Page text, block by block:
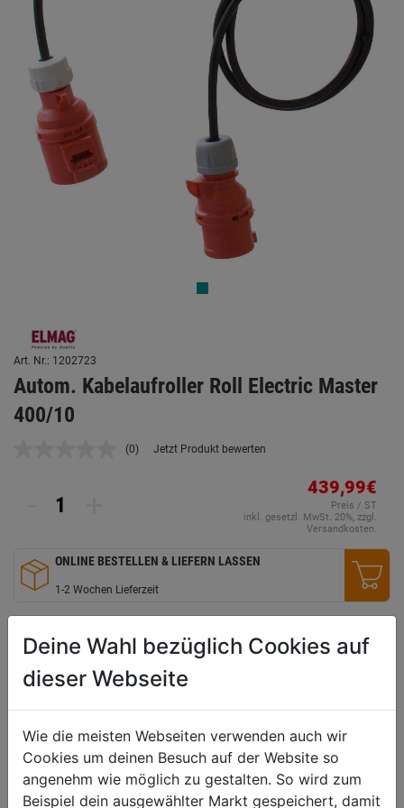
Art. Nr.: 1202723
Autom. Kabelaufroller Roll Electric Master
400/10
Kein
(0) Jetzt Produkt bewerten
439,99€
Preis / ST
inkl. gesetzl. MwSt. 20%, zzgl.
Versandkosten.
ONLINE BESTELLEN & LIEFERN LASSEN
1-2 Wochen Lieferzeit
WUNSCHLISTE
Mit 5 x 16 A Euronorm-Stecker und Steckdose, Schlagfestes
Gehäuse, schwenkbar gelagert auf stabiler Wand- bzw.
Deckenaufhängung aus Stahl, Exakte, leicht handhabbare und
Deine Wahl bezüglich Cookies auf
dieser Webseite
Wie die meisten Webseiten verwenden auch wir
Cookies um deinen Besuch auf der Website so
angenehm wie möglich zu gestalten. So wird zum
Beispiel dein ausgewählter Markt gespeichert, damit